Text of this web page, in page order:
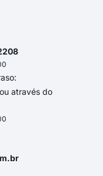
ou através do